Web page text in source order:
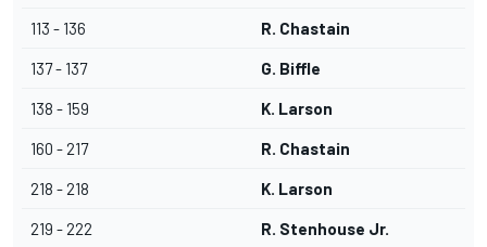
113 - 136 R. Chastain
137 - 137 G. Biffle
138 - 159 K. Larson
160 - 217 R. Chastain
218 - 218 K. Larson
219 - 222 R. Stenhouse Jr.